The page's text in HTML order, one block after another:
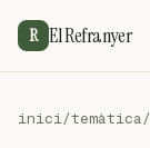
R El Refranyer
inici/temàtica/